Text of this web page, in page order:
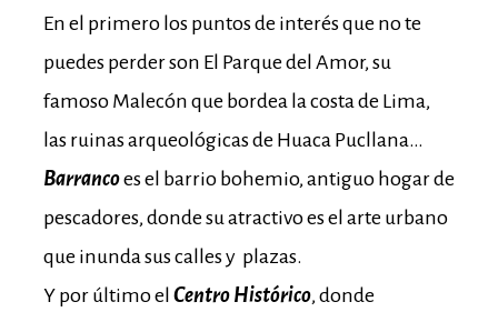
En el primero los puntos de interés que no te
puedes perder son El Parque del Amor, su
famoso Malecón que bordea la costa de Lima,
las ruinas arqueológicas de Huaca Pucllana…
Barrancoes el barrio bohemio, antiguo hogar de
pescadores, donde su atractivo es el arte urbano
que inunda sus calles y plazas.
Y por último el Centro Histórico, donde